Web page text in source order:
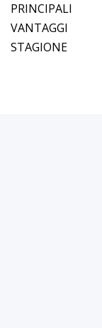
PRINCIPALI
VANTAGGI
STAGIONE